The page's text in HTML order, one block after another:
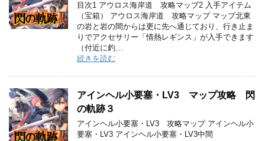
目次1 アウロス海岸道 攻略マップ2 入手アイテム
（宝箱） アウロス海岸道 攻略マップ マップ北東
の岩と岩の間からは更に先へ通じており、行き止ま
りでアクセサリー「情熱レギンス」が入手できます
（付近に釣…
続きを読む
アインヘル小要塞・LV3 マップ攻略 閃
の軌跡３
アインヘル小要塞・LV3 攻略マップ アインヘル小
要塞・LV3 アインヘル小要塞・LV3中間